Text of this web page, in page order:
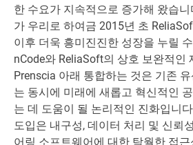
한 수요가 지속적으로 증가해 왔습
가 우리로 하여금 2015년 초
이후 더욱 흥미진진한 성장을 누릴
nCode와 ReliaSoft의 상호 보완적인
Prenscia 아래 통합하는 것은 기존
는 동시에 미래에 새롭고 혁신적인
는 데 도움이 될 논리적인 진화입니
도입은 내구성, 데이터 처리 및 신뢰
어링 소프트웨어에 대한 탁월한 접